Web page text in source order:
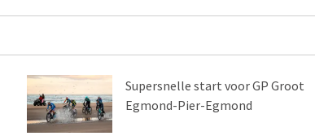
Supersnelle start voor GP Groot
Egmond-Pier-Egmond